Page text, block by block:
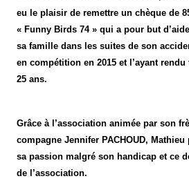
eu le plaisir de remettre un chèque de
« Funny Birds 74 » qui a pour but
sa famille dans les suites de son
en compétition en 2015 et l’ayant rendu
25 ans.
Grâce à l’association animée par son
compagne Jennifer PACHOUD,
sa passion malgré son handicap et ce
de l’association.